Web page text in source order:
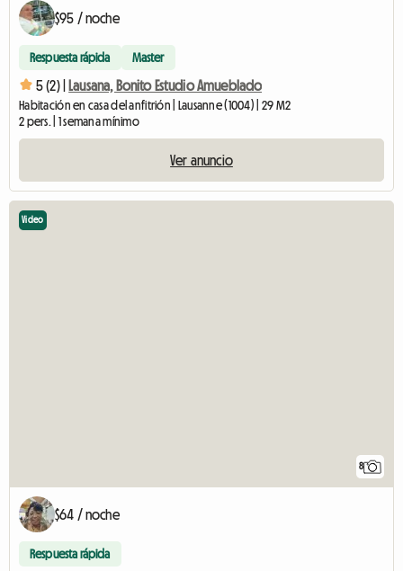
$95 / noche
Respuesta rápida Master
5 (2) | Lausana, Bonito Estudio Amueblado
Habitación en casa del anfitrión | Lausanne (1004) | 29 M2
2 pers. | 1 semana mínimo
Ver anuncio
8
Video
$64 / noche
Respuesta rápida